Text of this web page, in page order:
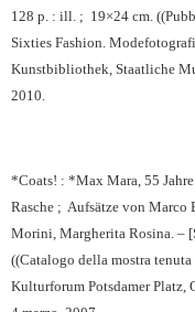
128 p. : ill. ; 19×24 cm.
Sixties Fashion.
Kunstbibliothek, Staatliche
2010.
*Coats! : *Max Mara, 55
Rasche ; Aufsätze von
Morini, Margherita Rosina. –
((Catalogo della mostra
Kulturforum Potsdamer Platz,